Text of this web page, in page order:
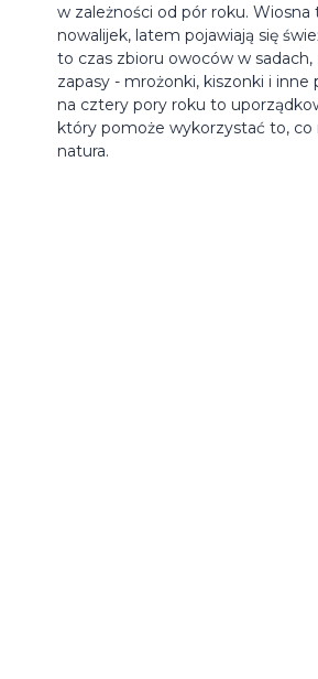
w zależności od pór roku. Wiosna
nowalijek, latem pojawiają się
to czas zbioru owoców w
zapasy - mrożonki, kiszonki i
na cztery pory roku to
który pomoże wykorzystać to, co
natura.